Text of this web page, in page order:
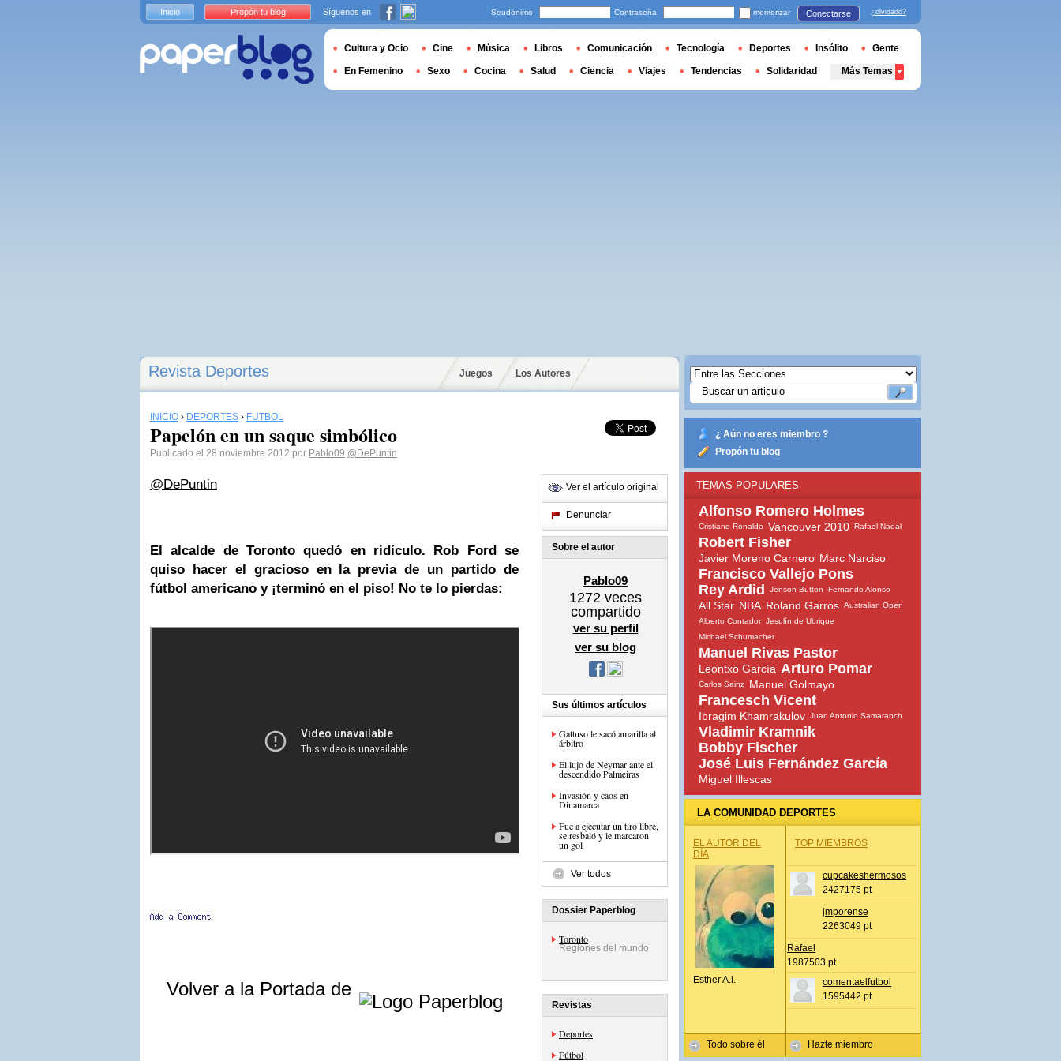
Revista Deportes Juegos Los Autores
INICIO › DEPORTES › FÚTBOL
Papelón en un saque simbólico
Publicado el 28 noviembre 2012 por Pablo09 @DePuntin
@DePuntin
El alcalde de Toronto quedó en ridículo. Rob Ford se
quiso hacer el gracioso en la previa de un partido de
fútbol americano y ¡terminó en el piso! No te lo pierdas:
Volver a la Portada de
Ver el artículo original
Denunciar
Sobre el autor
Pablo09
1272 veces
compartido
ver su perfil
ver su blog
Sus últimos artículos
Gattuso le sacó amarilla al
árbitro
El lujo de Neymar ante el
descendido Palmeiras
Invasión y caos en
Dinamarca
Fue a ejecutar un tiro libre,
se resbaló y le marcaron
un gol
Ver todos
Dossier Paperblog
Toronto
Regiones del mundo
Revistas
Deportes
Fútbol
¿ Aún no eres miembro ?
Propón tu blog
TEMAS POPULARES
Alfonso Romero Holmes
Cristiano Ronaldo Vancouver 2010 Rafael Nadal
Robert Fisher
Javier Moreno Carnero Marc Narciso
Francisco Vallejo Pons
Rey Ardid
Jenson Button Fernando Alonso
All Star NBA Roland Garros Australian Open
Alberto Contador Jesulín de Ubrique
Michael Schumacher
Manuel Rivas Pastor
Leontxo García Arturo Pomar
Carlos Sainz Manuel Golmayo
Francesch Vicent
Ibragim Khamrakulov Juan Antonio Samaranch
Vladimir Kramnik
Bobby Fischer
José Luis Fernández García
Miguel Illescas
LA COMUNIDAD DEPORTES
EL AUTOR DEL
DÍA
Esther A.l.
Todo sobre él
TOP MIEMBROS
cupcakeshermosos
2427175 pt
jmporense
2263049 pt
Rafael
1987503 pt
comentaelfutbol
1595442 pt
Hazte miembro
Inicio Propón tu blog Síguenos en Seudónimo Contraseña memorizar Conectarse ¿olvidado?
Cultura y Ocio Cine Música Libros Comunicación Tecnología Deportes Insólito Gente
En Femenino Sexo Cocina Salud Ciencia Viajes Tendencias Solidaridad Más Temas